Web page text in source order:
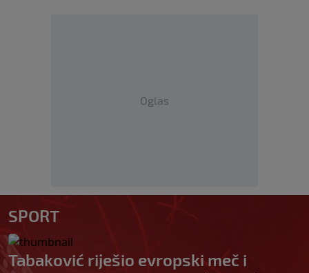
Oglas
SPORT
Tabaković riješio evropski meč i